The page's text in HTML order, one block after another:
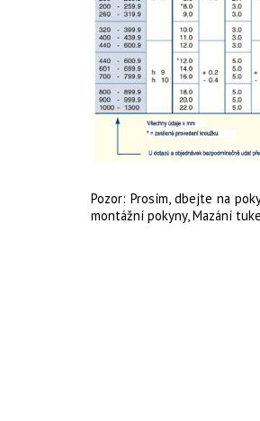
Pozor: Prosím, dbejte na
montážní pokyny, Mazání